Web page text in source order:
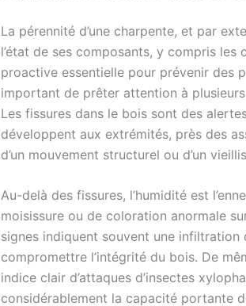
La pérennité d’une charpente, et par
l’état de ses composants, y compris
proactive essentielle pour prévenir des
important de prêter attention à
Les fissures dans le bois sont des
développent aux extrémités, près des
d’un mouvement structurel ou d’un
Au-delà des fissures, l’humidité est
moisissure ou de coloration anormale
signes indiquent souvent une infiltration
compromettre l’intégrité du bois. De
indice clair d’attaques d’insectes
considérablement la capacité portante